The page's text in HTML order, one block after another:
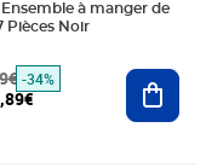
à manger de
Pièces Noir
-34%
,89€